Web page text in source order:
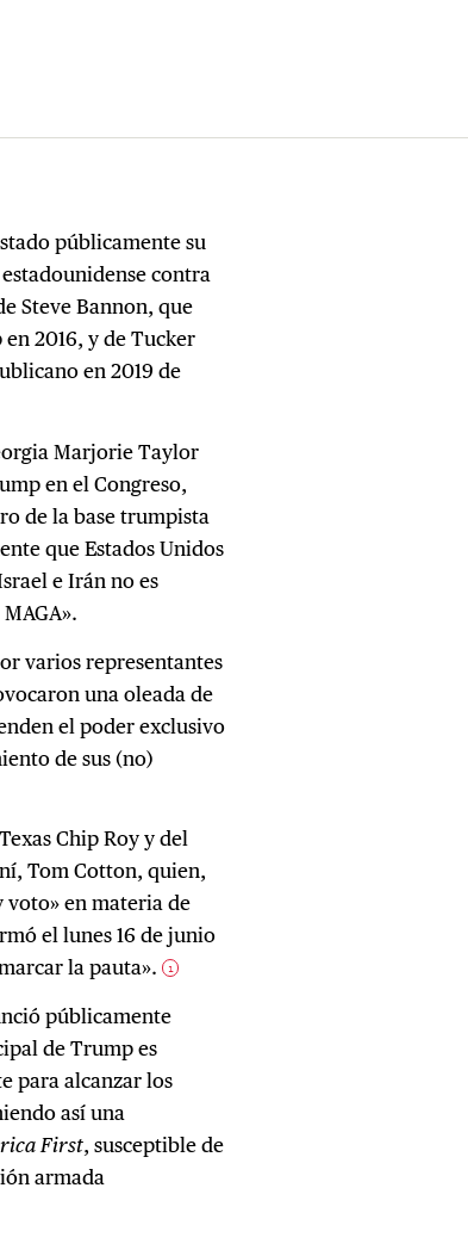
públicamente su
contra
Steve Bannon, que
2016, y de Tucker
en 2019 de
Marjorie Taylor
en el Congreso,
de la base trumpista
que Estados Unidos
e Irán no es
varios representantes
una oleada de
el poder exclusivo
de sus (no)
Chip Roy y del
Tom Cotton, quien,
voto» en materia de
el lunes 16 de junio
la pauta».
1
públicamente
de Trump es
para alcanzar los
así una
First, susceptible de
armada